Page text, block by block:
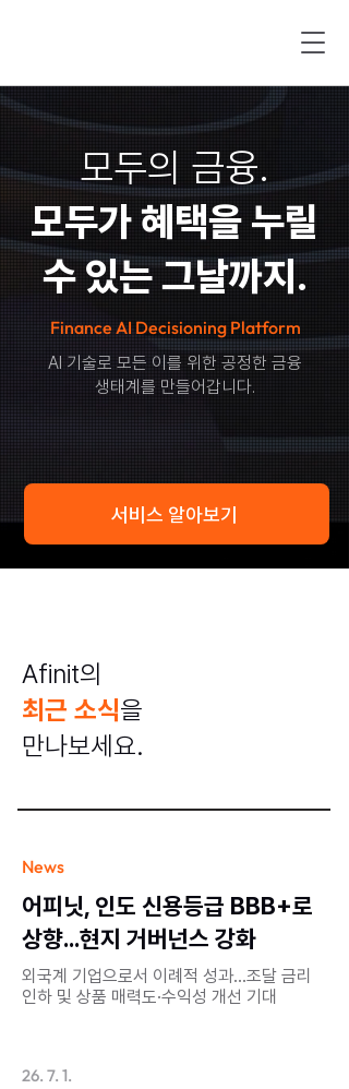
모두의 금융.
모두가 혜택을 누릴
수 있는 그날까지.
Finance AI Decisioning Platform
AI 기술로 모든 이를 위한 공정한 금융
생태계를 만들어갑니다.
서비스 알아보기
Afinit의
최근 소식을
만나보세요.
News
어피닛, 인도 신용등급 BBB+로
상향...현지 거버넌스 강화
외국계 기업으로서 이례적 성과…조달 금리
인하 및 상품 매력도·수익성 개선 기대
26. 7. 1.